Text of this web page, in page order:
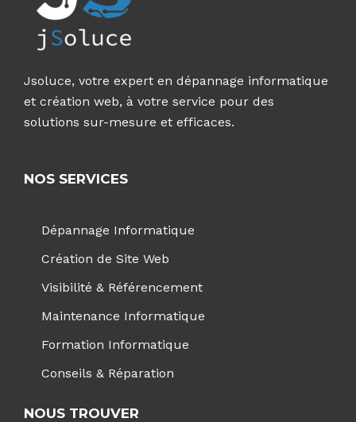
Jsoluce, votre expert en dépannage informatique
et création web, à votre service pour des
solutions sur-mesure et efficaces.
NOS SERVICES
Dépannage Informatique
Création de Site Web
Visibilité & Référencement
Maintenance Informatique
Formation Informatique
Conseils & Réparation
NOUS TROUVER